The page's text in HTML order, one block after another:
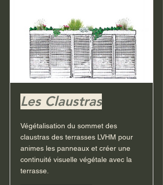
Les Claustras
Végétalisation du sommet des
claustras des terrasses LVHM pour
animes les panneaux et créer une
continuité visuelle végétale avec la
terrasse.